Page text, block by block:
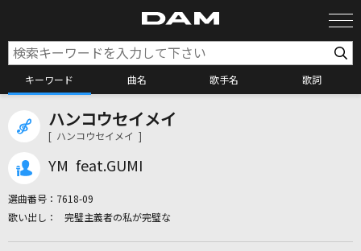
キーワード 曲名 歌手名 歌詞
カラオケ検索
ハンコウセイメイ
[ ハンコウセイメイ ]
YM feat.GUMI
選曲番号： 7618-09
完璧主義者の私が完璧な